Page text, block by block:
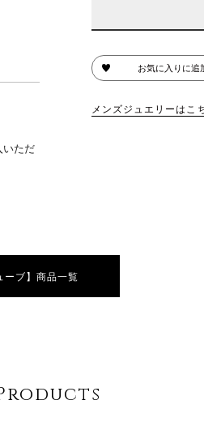
いただ
お気に入りに追
メンズジュエリーはこ
ーブ】商品一覧